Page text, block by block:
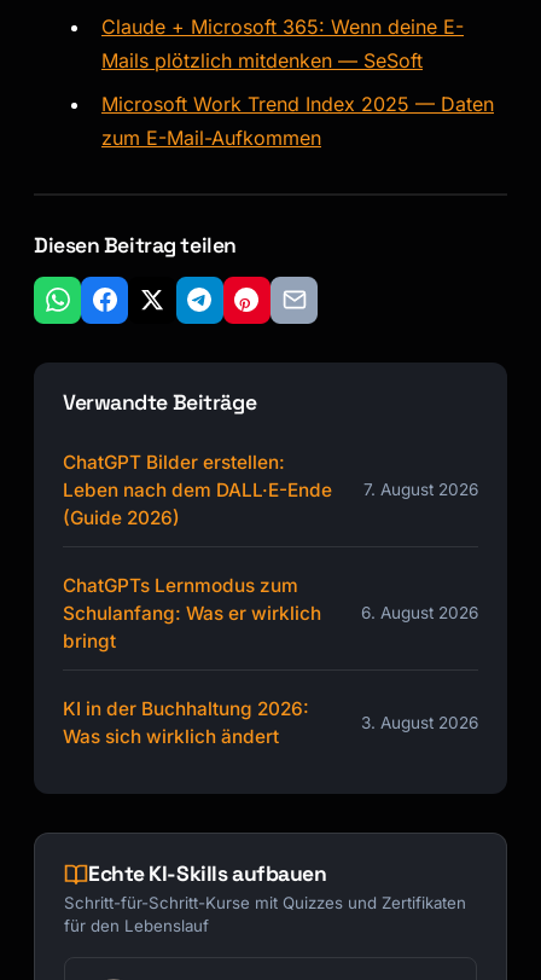
Claude + Microsoft 365: Wenn deine E-
Mails plötzlich mitdenken — SeSoft
Microsoft Work Trend Index 2025 — Daten
zum E-Mail-Aufkommen
Diesen Beitrag teilen
Verwandte Beiträge
ChatGPT Bilder erstellen:
Leben nach dem DALL·E-Ende
(Guide 2026)
7. August 2026
ChatGPTs Lernmodus zum
Schulanfang: Was er wirklich
bringt
6. August 2026
KI in der Buchhaltung 2026:
Was sich wirklich ändert
3. August 2026
Echte KI-Skills aufbauen
Schritt-für-Schritt-Kurse mit Quizzes und Zertifikaten
für den Lebenslauf